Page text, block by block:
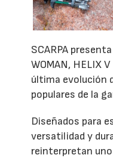
SCARPA
WOMAN, HELIX
última evolución
populares de la
Diseñados para
versatilidad y
reinterpretan